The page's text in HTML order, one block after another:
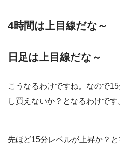
4時間は上目線だな～
日足は上目線だな～
こうなるわけですね。なので
し買えないか？となるわけです
先ほど15分レベルが上昇か？